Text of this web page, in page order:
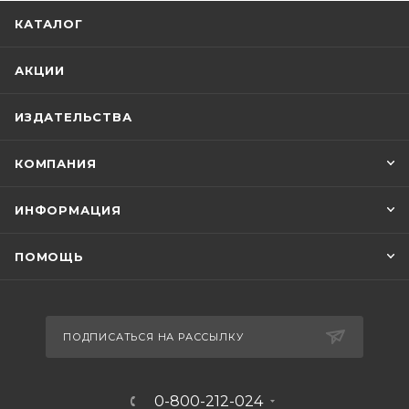
пользуются огромной популярностью, и это
произведениях он поднимал вопросы,
времена.
КАТАЛОГ
АКЦИИ
ИЗДАТЕЛЬСТВА
КОМПАНИЯ
ИНФОРМАЦИЯ
ПОМОЩЬ
ПОДПИСАТЬСЯ НА РАССЫЛКУ
0-800-212-024